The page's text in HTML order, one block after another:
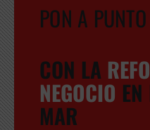
PON A
CON LA
NEGOCIO
MAR